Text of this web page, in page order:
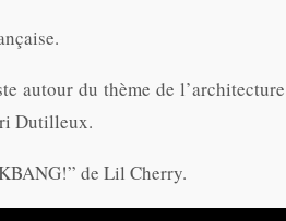
autour du thème de
Dutilleux.
de Lil Cherry.